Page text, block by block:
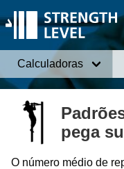
Calculadoras
pega
O número médio de